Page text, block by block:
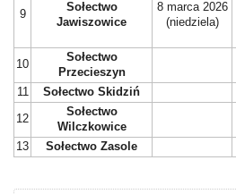
9
Sołectwo
Jawiszowice
8 marca 2026
(niedziela)
10
Sołectwo
Przecieszyn
11
Sołectwo Skidziń
12
Sołectwo
Wilczkowice
13
Sołectwo Zasole